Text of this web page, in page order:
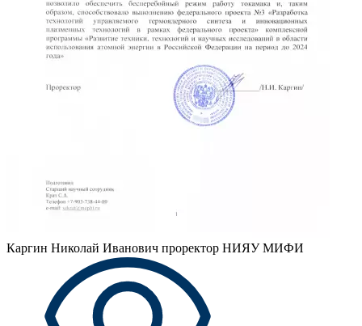
Каргин Николай Иванович проректор НИЯУ МИФИ